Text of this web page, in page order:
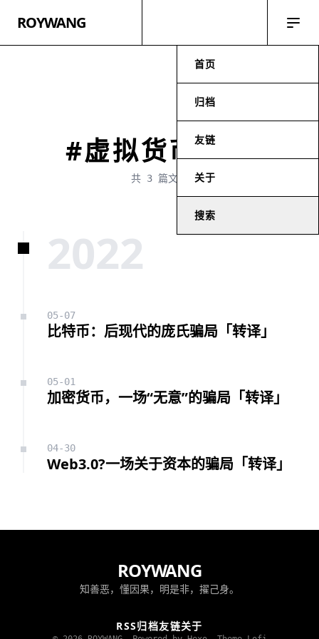
ROYWANG
首页
归档
友链
关于
搜索
#虚拟货币骗局
共 3 篇文章
2022
05-07
比特币：后现代的庞氏骗局「转译」
05-01
加密货币，一场“无意”的骗局「转译」
04-30
Web3.0?一场关于资本的骗局「转译」
ROYWANG
知善恶，懂因果，明是非，擢己身。
RSS归档友链关于